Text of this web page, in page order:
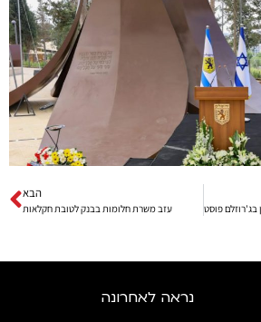
בג'רוזלם פוסט
הבא
עזב משרת חלומות בבנק לטובת חקלאות
נראה לאחרונה